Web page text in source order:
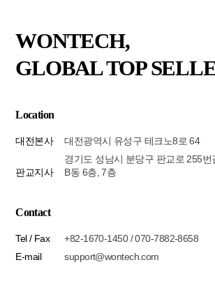
WONTECH,
GLOBAL TOP
Location
대전본사 대전광역시 유성구 테크노8로 64
판교지사
경기도 성남시 분당구 판교로 255번
B동 6층, 7층
Contact
Tel / Fax
+82-1670-1450 / 070-7882-8658
E-mail
support@wontech.com